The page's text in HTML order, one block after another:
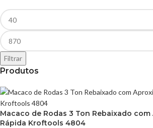
Filtrar
Produtos
Macaco de Rodas 3 Ton Rebaixado
Rápida Kroftools 4804